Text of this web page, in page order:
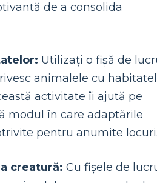
de a consolida
Utilizați o fișă de
animalele cu
activitate îi ajută pe
modul în care adaptările
pentru anumite
creatură: Cu fișele de